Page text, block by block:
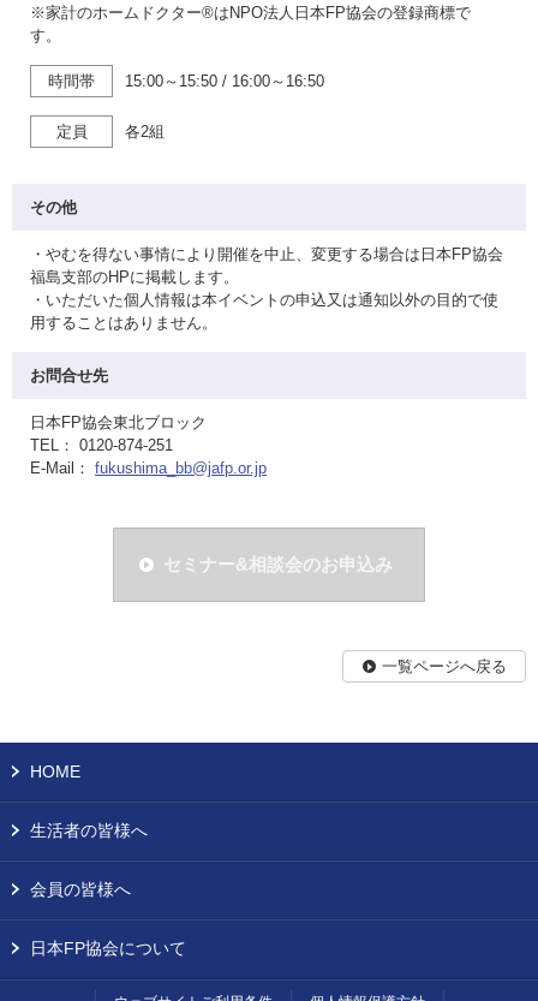
※家計のホームドクター®はNPO法人日本FP協会の登録商標で
す。
時間帯 15:00～15:50 / 16:00～16:50
定員 各2組
その他
・やむを得ない事情により開催を中止、変更する場合は日本FP協会
福島支部のHPに掲載します。
・いただいた個人情報は本イベントの申込又は通知以外の目的で使
用することはありません。
お問合せ先
日本FP協会東北ブロック
TEL： 0120-874-251
E-Mail： fukushima_bb@jafp.or.jp
セミナー&相談会のお申込み
一覧ページへ戻る
HOME
生活者の皆様へ
会員の皆様へ
日本FP協会について